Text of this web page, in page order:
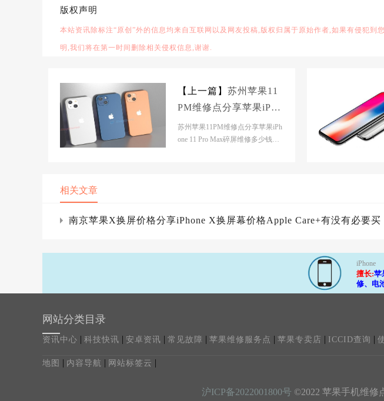
版权声明
本站资讯除标注“原创”外的信息均来自互联网以及网友投稿,版权归属于原始作者,如果有侵犯到
明,我们将在第一时间删除相关侵权信息,谢谢.
【上一篇】 苏州苹果11
PM维修点分享苹果iPho
ne 11 Pro Max碎屏维修
多少钱
苏州苹果11PM维修点分享苹果iPh
one 11 Pro Max碎屏维修多少钱昨
相关文章
南京苹果X换屏价格分享iPhone X换屏幕价格Apple Care+有没有必要买
iPhone
擅长:苹
修、电
网站分类目录
资讯中心 | 科技快讯 | 安卓资讯 | 常见故障 | 苹果维修服务点 | 苹果专卖店 | ICCID查询 |
地图 | 内容导航 | 网站标签云 |
沪ICP备2022001800号 ©2022 苹果手机维修